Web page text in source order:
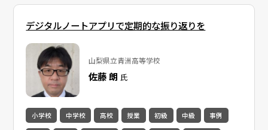
デジタルノートアプリで定期的な振り返りを
山梨県立青洲高等学校
佐藤 朗 氏
小学校 中学校 高校 授業 初級 中級 事例